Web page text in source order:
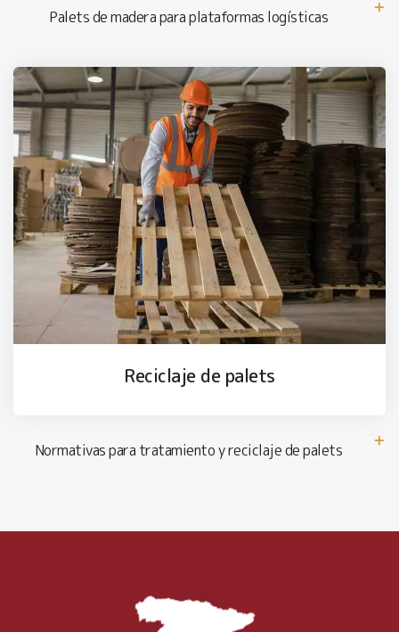
Palets de madera para plataformas logísticas
Reciclaje de palets
Normativas para tratamiento y reciclaje de palets